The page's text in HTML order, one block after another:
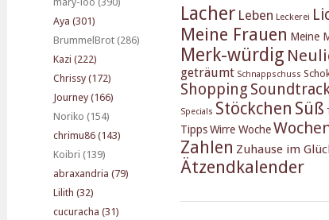
Aya (301)
BrummelBrot (286)
Kazi (222)
Chrissy (172)
Journey (166)
Noriko (154)
chrimu86 (143)
Koibri (139)
abraxandria (79)
Lilith (32)
cucuracha (31)
Lacher Leben Leckerei
Meine Frauen Meine
Merk-würdig
geträumt Schnappschuss
Shopping
Specials Stöckchen Süß
TippsWirre Woche
Zahlen Zuhause im
Ätzendkalender